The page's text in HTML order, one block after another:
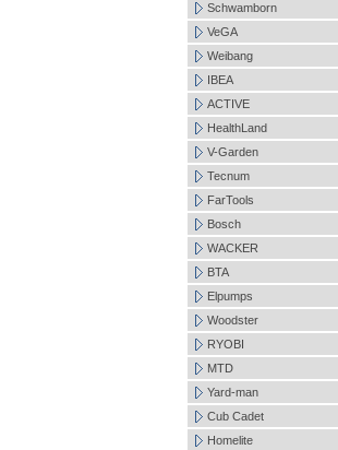
Schwamborn
VeGA
Weibang
IBEA
ACTIVE
HealthLand
V-Garden
Tecnum
FarTools
Bosch
WACKER
BTA
Elpumps
Woodster
RYOBI
MTD
Yard-man
Cub Cadet
Homelite